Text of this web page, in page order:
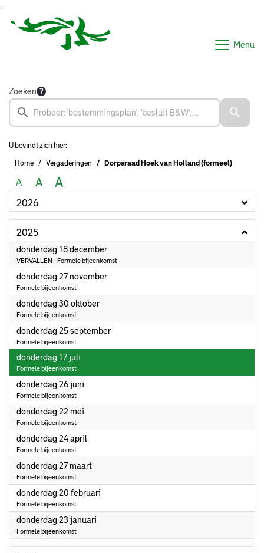
Menu
Zoeken
U bevindt zich hier:
Home Vergaderingen Dorpsraad Hoek van Holland (formeel)
A A A
2026
2025
donderdag 18 december2025
VERVALLEN - Formele bijeenkomst
donderdag 27 november2025
Formele bijeenkomst
donderdag 30 oktober2025
Formele bijeenkomst
donderdag 25 september2025
Formele bijeenkomst
donderdag 17 juli
Formele bijeenkomst
donderdag 26 juni
Formele bijeenkomst
donderdag 22 mei
Formele bijeenkomst
donderdag 24 april
Formele bijeenkomst
donderdag 27 maart2025
Formele bijeenkomst
donderdag 20 februari
Formele bijeenkomst
donderdag 23 januari
Formele bijeenkomst